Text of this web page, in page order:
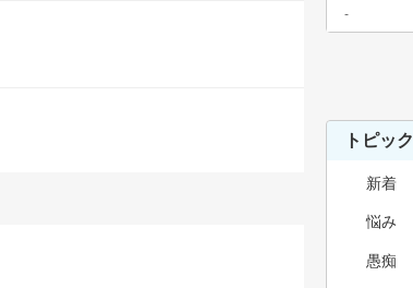
-
トピック
新着
悩み
愚痴